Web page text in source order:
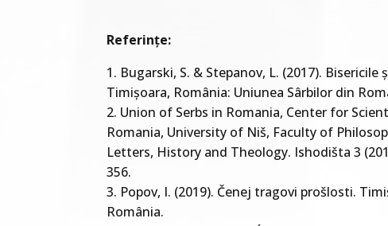
Referințe:
1. Bugarski, S. & Stepanov, L. (2017).
Timișoara, România: Uniunea Sârbilor din
2. Union of Serbs in Romania, Center for
Romania, University of Niš, Faculty of
Letters, History and Theology. Ishodišta 3
356.
3. Popov, I. (2019). Čenej tragovi prošlosti.
România.